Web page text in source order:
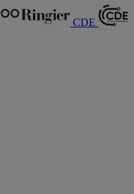
CDE